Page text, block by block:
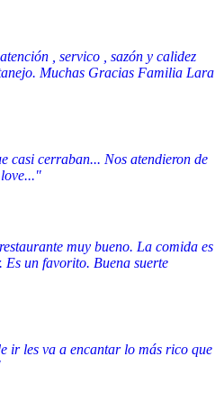
, servico , sazón y calidez
Muchas Gracias Familia Lara
casi cerraban... Nos atendieron de
muy bueno. La comida es
un favorito. Buena suerte
ir les va a encantar lo más rico que